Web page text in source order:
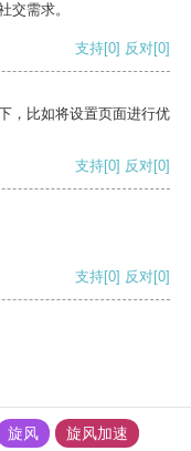
交需求。
支持[0] 反对[0]
，比如将设置页面进行优
支持[0] 反对[0]
支持[0] 反对[0]
旋风 旋风加速